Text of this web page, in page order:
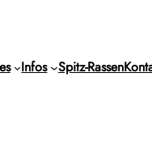
Infos Spitz-Rassen